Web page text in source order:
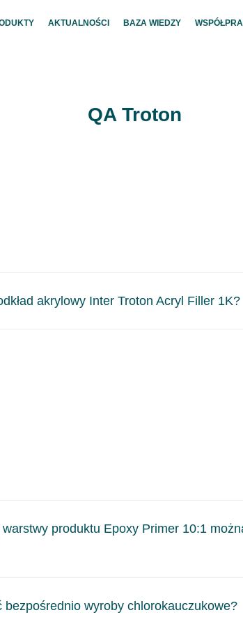
AKTUALNOŚCI BAZA WIEDZY
QA Troton
akrylowy Inter Troton Acryl Filler 1K?
produktu Epoxy Primer 10:1
utwardzenia poprzedniej warstwy.
wyroby chlorokauczukowe?